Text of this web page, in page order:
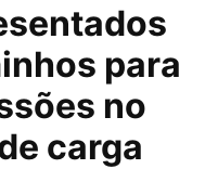
para
no
carga